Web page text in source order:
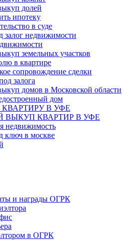
долей
ипотеку
в суде
залог недвижимости
земельных участков
в квартире
сопровождение сделки
залога
домов в Московской области
дом
КВАРТИРУ В УФЕ
ВЫКУП КВАРТИР В УФЕ
недвижимость
ключ в москве
и награды ОГРК
в ОГРК